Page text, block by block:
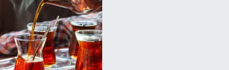
Spor
Teknoloji